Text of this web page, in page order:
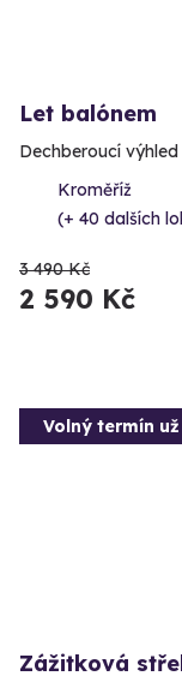
Let balónem
Dechberoucí
Kroměříž
(+ 40 dalších
3 490 Kč
2 590 Kč
Volný termín
Zážitková